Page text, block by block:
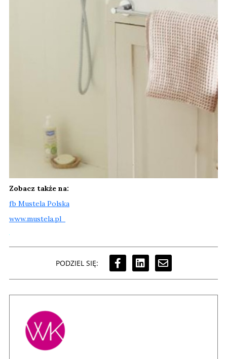
Zobacz także na:
fb Mustela Polska
www.mustela.pl
PODZIEL SIĘ: